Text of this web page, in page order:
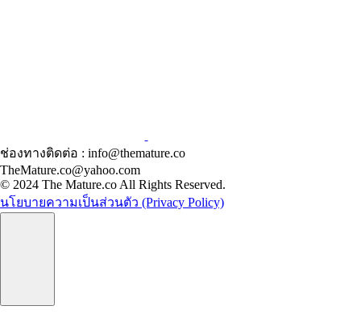
ช่องทางติดต่อ : info@themature.co
TheMature.co@yahoo.com
© 2024 The Mature.co All Rights Reserved.
นโยบายความเป็นส่วนตัว (Privacy Policy)